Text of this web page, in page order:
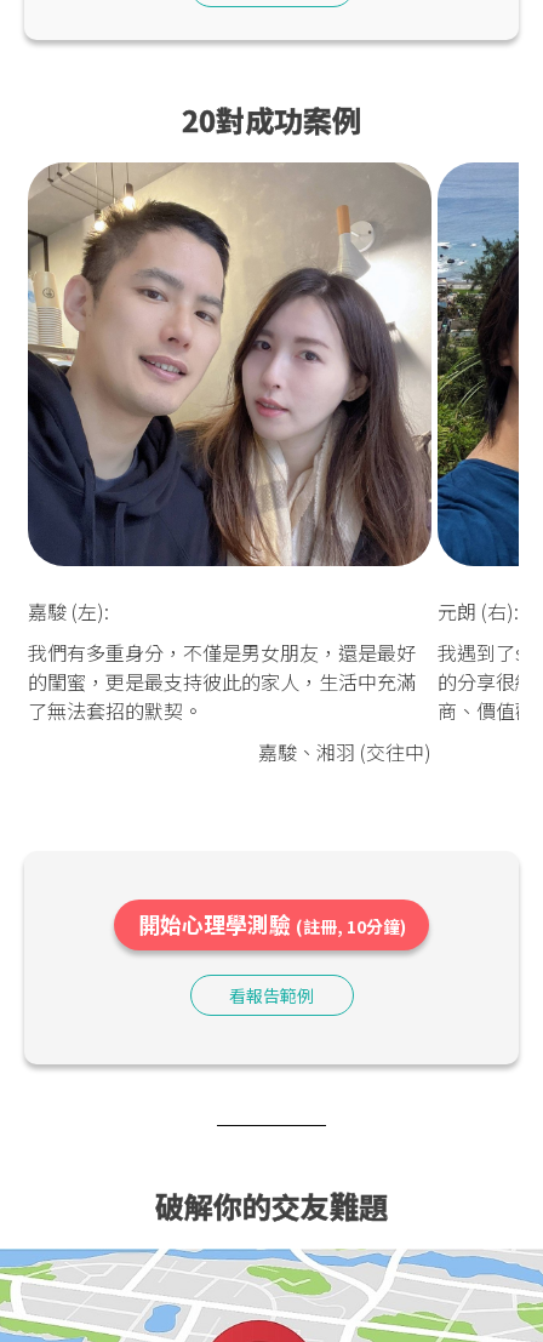
20對成功案例
嘉駿 (左):
我們有多重身分，不僅是男女朋友，還是最好
的閨蜜，更是最支持彼此的家人，生活中充滿
了無法套招的默契。
嘉駿、湘羽 (交往中)
元朗 (右):
我遇到了
的分享很細
商、價值觀
開始心理學測驗 (註冊, 10分鐘)
看報告範例
破解你的交友難題